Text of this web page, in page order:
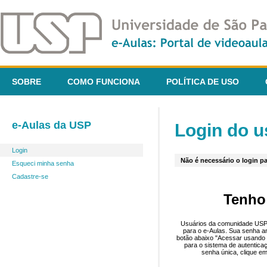
SOBRE COMO FUNCIONA POLÍTICA DE USO
e-Aulas da USP
Login
Esqueci minha senha
Cadastre-se
Login do
Não é necessário o login
Usuários da comunidade
para o e-Aulas. Sua senha
botão abaixo "Acessar
para o sistema de
senha única, clique